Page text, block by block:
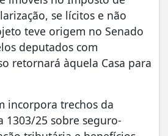
se lícitos e não
teve origem no Senado
deputados com
retornará àquela Casa para
incorpora trechos da
1303/25 sobre seguro-